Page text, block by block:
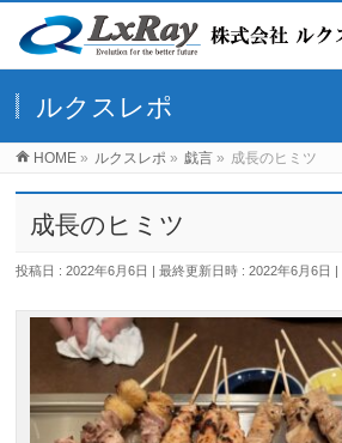
ルクスレポ
HOME » ルクスレポ » 戯言 » 成長のヒミツ
成長のヒミツ
投稿日 : 2022年6月6日 最終更新日時 : 2022年6月6日